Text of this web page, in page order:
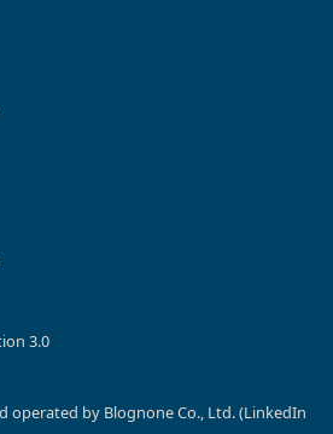
3.0
operated by Blognone Co., Ltd. (LinkedIn